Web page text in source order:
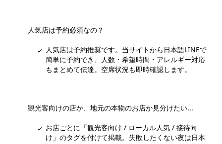
人気店は予約必須なの？
人気店は予約推奨です。当サイトから日本語LINEで
簡単に予約でき、人数・希望時間・アレルギー対応
もまとめて伝達。空席状況も即時確認します。
観光客向けの店か、地元の本物のお店か見分けたい...
お店ごとに「観光客向け / ローカル人気 / 接待向
け」のタグを付けて掲載。失敗したくない夜は日本